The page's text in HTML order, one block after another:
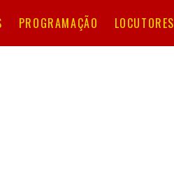
PROGRAMAÇÃO LOCUTORES